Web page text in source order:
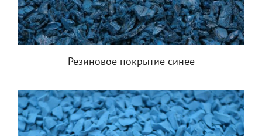
Резиновое покрытие синее